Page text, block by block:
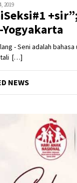
2019
Yogyakarta
- Seni adalah
tali […]
NEWS